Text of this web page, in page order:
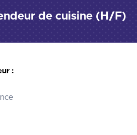
de cuisine (H/F)
: